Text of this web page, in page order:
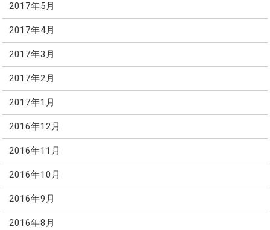
2017年5月
2017年4月
2017年3月
2017年2月
2017年1月
2016年12月
2016年11月
2016年10月
2016年9月
2016年8月